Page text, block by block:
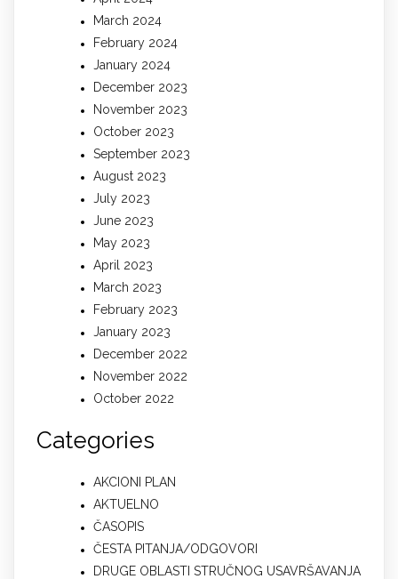
March 2024
February 2024
January 2024
December 2023
November 2023
October 2023
September 2023
August 2023
July 2023
June 2023
May 2023
April 2023
March 2023
February 2023
January 2023
December 2022
November 2022
October 2022
Categories
AKCIONI PLAN
AKTUELNO
ČASOPIS
ČESTA PITANJA/ODGOVORI
DRUGE OBLASTI STRUČNOG USAVRŠAVANJA